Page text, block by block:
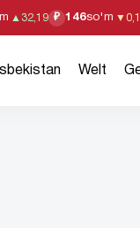
▲ 32,19 ₽ 146so'm ▼
Welt